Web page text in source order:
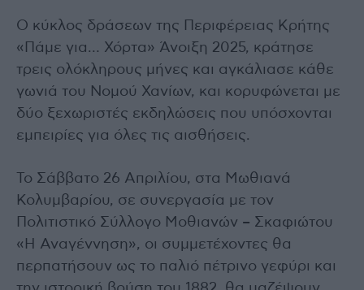
Ο κύκλος δράσεων της Περιφέρειας Κρήτης
«Πάμε για… Χόρτα» Άνοιξη 2025, κράτησε
τρεις ολόκληρους μήνες και αγκάλιασε κάθε
γωνιά του Νομού Χανίων, και κορυφώνεται με
δύο ξεχωριστές εκδηλώσεις που υπόσχονται
εμπειρίες για όλες τις αισθήσεις.
Το Σάββατο 26 Απριλίου, στα Μωθιανά
Κολυμβαρίου, σε συνεργασία με τον
Πολιτιστικό Σύλλογο Μοθιανών – Σκαφιώτου
«Η Αναγέννηση», οι συμμετέχοντες θα
περπατήσουν ως το παλιό πέτρινο γεφύρι και